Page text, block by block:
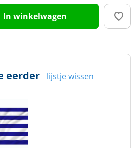
In winkelwagen
eerder lijstje wissen